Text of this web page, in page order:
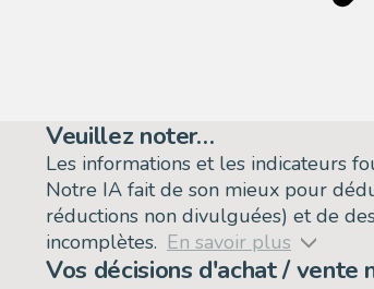
Veuillez noter…
Les informations et les indicateurs
Notre IA fait de son mieux pour
réductions non divulguées) et de
incomplètes. En savoir plus
Vos décisions d'achat / vente